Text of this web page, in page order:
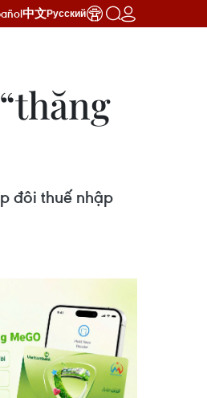
中文Русский
đôi thuế nhập